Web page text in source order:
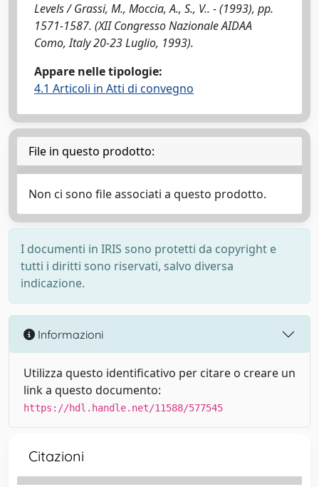
Levels / Grassi, M., Moccia, A., S., V.. - (1993), pp.
1571-1587. (XII Congresso Nazionale AIDAA
Como, Italy 20-23 Luglio, 1993).
Appare nelle tipologie:
4.1 Articoli in Atti di convegno
File in questo prodotto:
Non ci sono file associati a questo prodotto.
I documenti in IRIS sono protetti da copyright e
tutti i diritti sono riservati, salvo diversa
indicazione.
Informazioni
Utilizza questo identificativo per citare o creare un
link a questo documento:
https://hdl.handle.net/11588/577545
Citazioni